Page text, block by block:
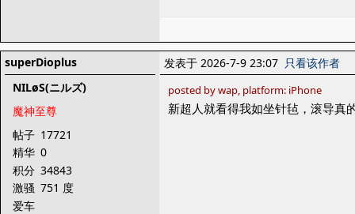
superDioplus
NILøS(ニルズ)
魔神至尊
帖子 17721
精华 0
积分 34843
激骚 751 度
爱车
发表于 2026-7-9 23:07 只看该作者
posted by wap, platform: iPhone
新超人就看得我如坐针毡，滚导真